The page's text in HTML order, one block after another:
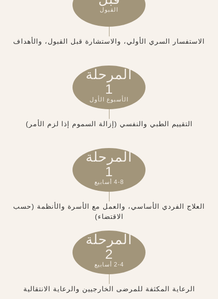
القبول
الاستفسار السري الأولي، والاستشارة قبل القبول، والأهداف
المرحلة
1
الأسبوع الأول
التقييم الطبي والنفسي (إزالة السموم إذا لزم الأمر)
المرحلة
1
4-8 أسابيع
العلاج الفردي الأساسي، والعمل مع الأسرة والأنظمة (حسب
الاقتضاء)
المرحلة
2
2-4 أسابيع
الرعاية المكثفة للمرضى الخارجيين والرعاية الانتقالية